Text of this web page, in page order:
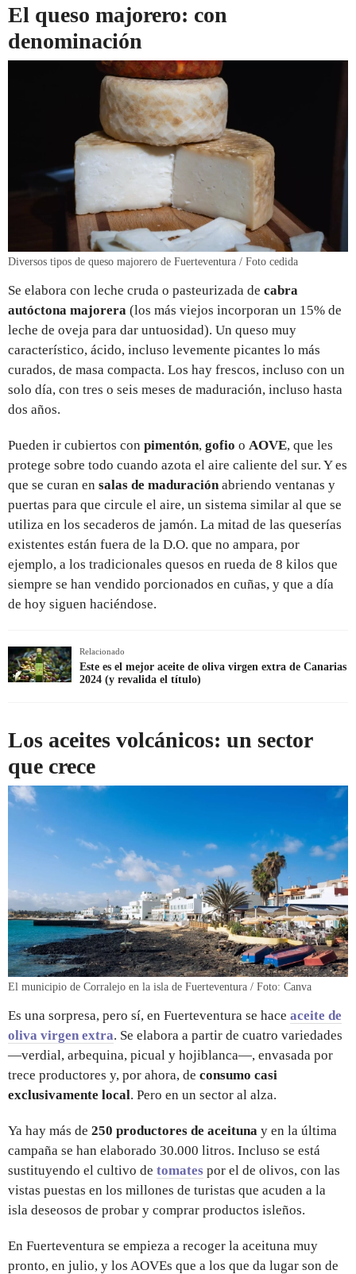
El queso majorero: con
denominación
Diversos tipos de queso majorero de Fuerteventura / Foto cedida
Se elabora con leche cruda o pasteurizada de cabra
autóctona majorera (los más viejos incorporan un 15% de
leche de oveja para dar untuosidad). Un queso muy
característico, ácido, incluso levemente picantes lo más
curados, de masa compacta. Los hay frescos, incluso con un
solo día, con tres o seis meses de maduración, incluso hasta
dos años.
Pueden ir cubiertos con pimentón, gofio o AOVE, que les
protege sobre todo cuando azota el aire caliente del sur. Y es
que se curan en salas de maduración abriendo ventanas y
puertas para que circule el aire, un sistema similar al que se
utiliza en los secaderos de jamón. La mitad de las queserías
existentes están fuera de la D.O. que no ampara, por
ejemplo, a los tradicionales quesos en rueda de 8 kilos que
siempre se han vendido porcionados en cuñas, y que a día
de hoy siguen haciéndose.
Relacionado
Este es el mejor aceite de oliva virgen extra de Canarias
2024 (y revalida el título)
Los aceites volcánicos: un sector
que crece
El municipio de Corralejo en la isla de Fuerteventura / Foto: Canva
Es una sorpresa, pero sí, en Fuerteventura se hace aceite de
oliva virgen extra. Se elabora a partir de cuatro variedades
—verdial, arbequina, picual y hojiblanca—, envasada por
trece productores y, por ahora, de consumo casi
exclusivamente local. Pero en un sector al alza.
Ya hay más de 250 productores de aceituna y en la última
campaña se han elaborado 30.000 litros. Incluso se está
sustituyendo el cultivo de tomates por el de olivos, con las
vistas puestas en los millones de turistas que acuden a la
isla deseosos de probar y comprar productos isleños.
En Fuerteventura se empieza a recoger la aceituna muy
pronto, en julio, y los AOVEs que a los que da lugar son de